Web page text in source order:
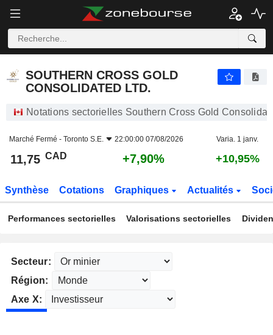
SOUTHERN CROSS GOLD
CONSOLIDATED LTD.
Notations sectorielles Southern Cross Gold
Marché Fermé - Toronto S.E. 22:00:00 07/08/2026 Varia. 1 janv.
11,75 CAD +7,90% +10,95%
Synthèse Cotations Graphiques Actualités
Performances sectorielles Valorisations sectorielles
Secteur:
Région:
Axe X: